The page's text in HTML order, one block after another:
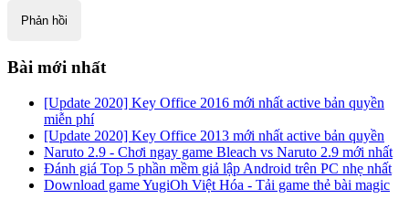
Bài mới nhất
[Update 2020] Key Office 2016 mới nhất active bản quyền
miễn phí
[Update 2020] Key Office 2013 mới nhất active bản quyền
Naruto 2.9 - Chơi ngay game Bleach vs Naruto 2.9 mới nhất
Đánh giá Top 5 phần mềm giả lập Android trên PC nhẹ nhất
Download game YugiOh Việt Hóa - Tải game thẻ bài magic